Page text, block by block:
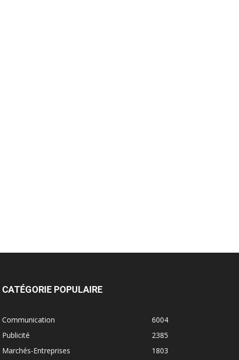
CATÉGORIE POPULAIRE
Communication
6004
Publicité
2385
Marchés-Entreprises
1803